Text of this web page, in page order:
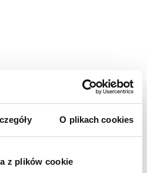
O plikach cookies
z plików cookie